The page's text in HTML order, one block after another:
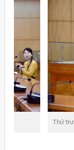
Thứ trưởng Lê Thị